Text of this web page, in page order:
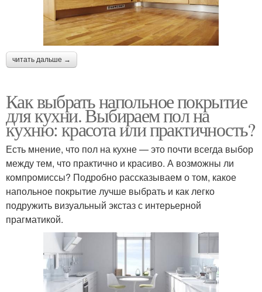
читать дальше →
Как выбрать напольное покрытие
для кухни. Выбираем пол на
кухню: красота или практичность?
Есть мнение, что пол на кухне — это почти всегда выбор
между тем, что практично и красиво. А возможны ли
компромиссы? Подробно рассказываем о том, какое
напольное покрытие лучше выбрать и как легко
подружить визуальный экстаз с интерьерной
прагматикой.